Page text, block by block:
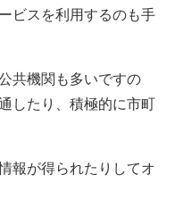
ビスを利用するのも手
共機関も多いですの
したり、積極的に市町
報が得られたりしてオ